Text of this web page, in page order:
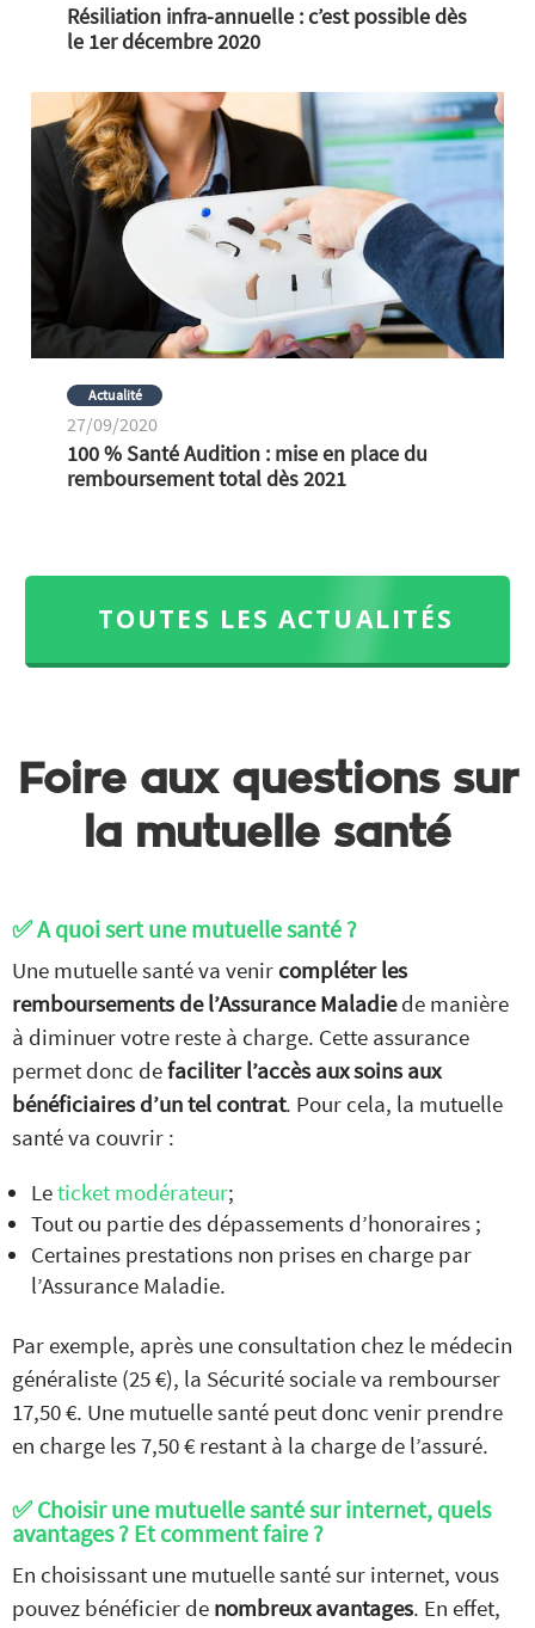
Résiliation infra-annuelle : c’est possible dès
le 1er décembre 2020
Actualité
27/09/2020
100 % Santé Audition : mise en place du
remboursement total dès 2021
TOUTES LES ACTUALITÉS
Foire aux questions sur
la mutuelle santé
✅ A quoi sert une mutuelle santé ?
Une mutuelle santé va venir compléter les
remboursements de l’Assurance Maladiede manière
à diminuer votre reste à charge. Cette assurance
permet donc defaciliter l’accès aux soins aux
bénéficiaires d’un tel contrat. Pour cela, la mutuelle
santé va couvrir :
Leticket modérateur;
Tout ou partie des dépassements d’honoraires ;
Certaines prestations non prises en charge par
l’Assurance Maladie.
Par exemple, après une consultation chez le médecin
généraliste (25 €), la Sécurité sociale va rembourser
17,50 €. Une mutuelle santé peut donc venir prendre
en charge les 7,50 € restant à la charge de l’assuré.
✅ Choisir une mutuelle santé sur internet, quels
avantages ? Et comment faire ?
En choisissant une mutuelle santé sur internet, vous
pouvez bénéficier de nombreux avantages. En effet,